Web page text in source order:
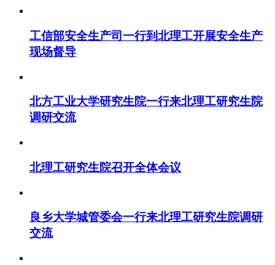
工信部安全生产司一行到北理工开展安全生产
现场督导
北方工业大学研究生院一行来北理工研究生院
调研交流
北理工研究生院召开全体会议
良乡大学城管委会一行来北理工研究生院调研
交流